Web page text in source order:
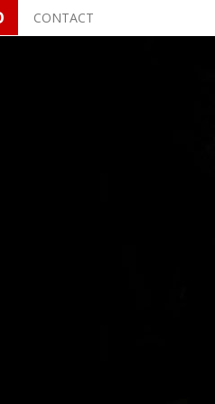
CONTACT